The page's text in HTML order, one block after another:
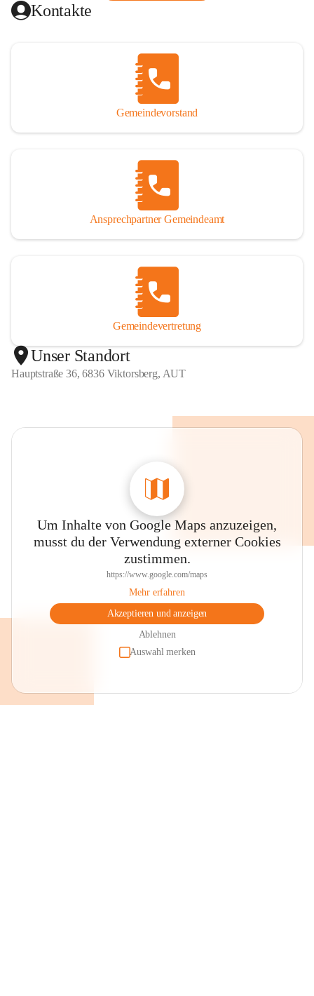
Kontakte
Gemeindevorstand
Ansprechpartner Gemeindeamt
Gemeindevertretung
Unser Standort
Hauptstraße 36, 6836 Viktorsberg, AUT
Um Inhalte von Google Maps anzuzeigen,
musst du der Verwendung externer Cookies
zustimmen.
https://www.google.com/maps
Mehr erfahren
Akzeptieren und anzeigen
Ablehnen
Auswahl merken